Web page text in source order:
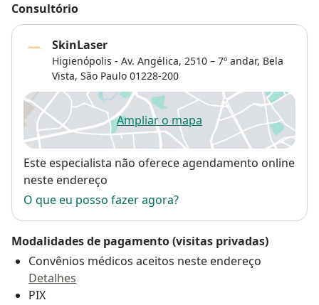
Consultório
SkinLaser
Higienópolis - Av. Angélica, 2510 – 7º andar, Bela
Vista, São Paulo 01228-200
Ampliar o mapaabre num novo separador
Disponibilidade
Este especialista não oferece agendamento online
neste endereço
O que eu posso fazer agora?
Modalidades de pagamento (visitas privadas)
Convênios médicos aceitos neste endereço
Detalhes
PIX